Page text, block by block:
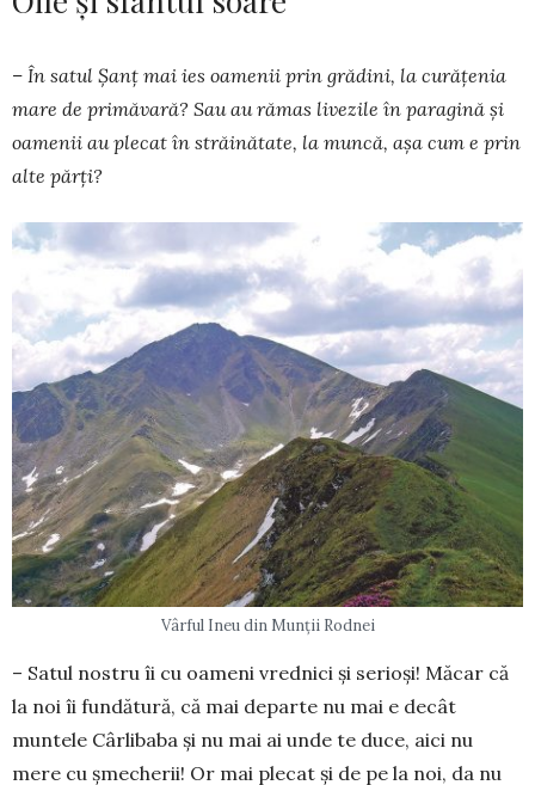
– În satul Șanț mai ies oamenii prin grădini, la curățenia
mare de primăvară? Sau au rămas livezile în paragină și
oamenii au plecat în străinătate, la muncă, așa cum e prin
alte părți?
Vârful Ineu din Munții Rodnei
– Satul nostru îi cu oameni vrednici și serioși! Măcar că
la noi îi fundătură, că mai departe nu mai e decât
muntele Cârlibaba și nu mai ai unde te duce, aici nu
mere cu șmecherii! Or mai plecat și de pe la noi, da nu